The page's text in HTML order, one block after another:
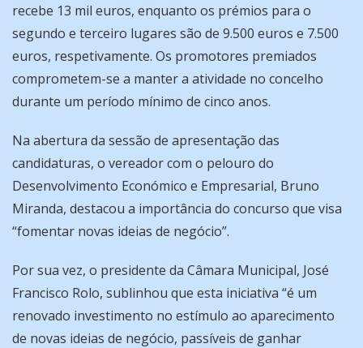
recebe 13 mil euros, enquanto os prémios para o
segundo e terceiro lugares são de 9.500 euros e 7.500
euros, respetivamente. Os promotores premiados
comprometem-se a manter a atividade no concelho
durante um período mínimo de cinco anos.
Na abertura da sessão de apresentação das
candidaturas, o vereador com o pelouro do
Desenvolvimento Económico e Empresarial, Bruno
Miranda, destacou a importância do concurso que visa
“fomentar novas ideias de negócio”.
Por sua vez, o presidente da Câmara Municipal, José
Francisco Rolo, sublinhou que esta iniciativa “é um
renovado investimento no estímulo ao aparecimento
de novas ideias de negócio, passíveis de ganhar